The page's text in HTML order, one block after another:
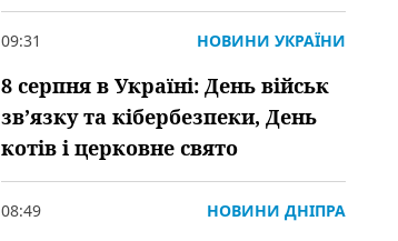
09:31 НОВИНИ УКРАЇНИ
8 серпня в Україні: День військ
зв’язку та кібербезпеки, День
котів і церковне свято
08:49 НОВИНИ ДНІПРА